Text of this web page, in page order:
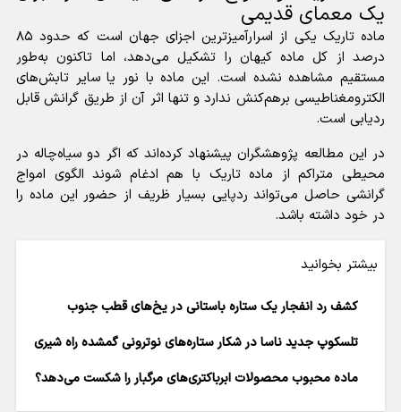
یک معمای قدیمی
ماده تاریک یکی از اسرارآمیزترین اجزای جهان است که حدود ۸۵
درصد از کل ماده کیهان را تشکیل می‌دهد، اما تاکنون به‌طور
مستقیم مشاهده نشده است. این ماده با نور یا سایر تابش‌های
الکترومغناطیسی برهم‌کنش ندارد و تنها اثر آن از طریق گرانش قابل
ردیابی است.
در این مطالعه پژوهشگران پیشنهاد کرده‌اند که اگر دو سیاه‌چاله در
محیطی متراکم از ماده تاریک با هم ادغام شوند الگوی امواج
گرانشی حاصل می‌تواند ردپایی بسیار ظریف از حضور این ماده را
در خود داشته باشد.
بیشتر بخوانید
کشف رد انفجار یک ستاره باستانی در یخ‌های قطب جنوب
تلسکوپ جدید ناسا در شکار ستاره‌های نوترونی گمشده راه شیری
ماده محبوب محصولات ابر‌باکتری‌های مرگبار را شکست می‌دهد؟